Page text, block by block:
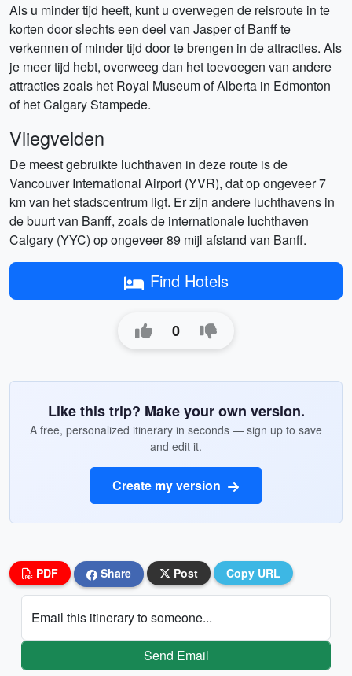
Als u minder tijd heeft, kunt u overwegen de reisroute in te
korten door slechts een deel van Jasper of Banff te
verkennen of minder tijd door te brengen in de attracties. Als
je meer tijd hebt, overweeg dan het toevoegen van andere
attracties zoals het Royal Museum of Alberta in Edmonton
of het Calgary Stampede.
Vliegvelden
De meest gebruikte luchthaven in deze route is de
Vancouver International Airport (YVR), dat op ongeveer 7
km van het stadscentrum ligt. Er zijn andere luchthavens in
de buurt van Banff, zoals de internationale luchthaven
Calgary (YYC) op ongeveer 89 mijl afstand van Banff.
Find Hotels
0
Like this trip? Make your own version.
A free, personalized itinerary in seconds — sign up to save
and edit it.
Create my version
PDF Share Post Copy URL
Email this itinerary to someone...
Send Email